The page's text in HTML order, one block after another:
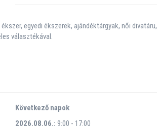
egyedi ékszerek, ajándéktárgyak, női divatáru,
választékával.
Következő napok
2026.08.06.: 9:00 - 17:00